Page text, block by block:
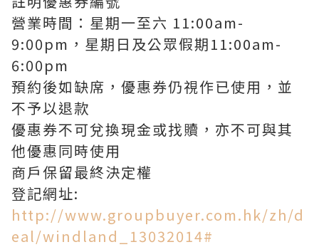
營業時間：星期一至六 11:00am-
9:00pm，星期日及公眾假期11:00am-
6:00pm
預約後如缺席，優惠券仍視作已使用，並
不予以退款
優惠券不可兌換現金或找贖，亦不可與其
他優惠同時使用
商戶保留最終決定權
登記網址:
http://www.groupbuyer.com.hk/zh/d
eal/windland_13032014#